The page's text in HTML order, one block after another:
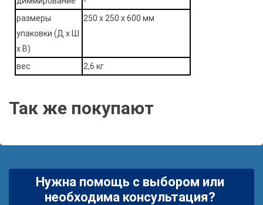
размеры
упаковки (Д х Ш
х В)
250 х 250 х 600 мм
вес 2,6 кг
Так же покупают
Нужна помощь с выбором или
необходима консультация?